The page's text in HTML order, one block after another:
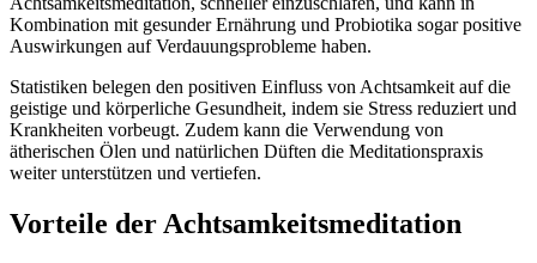
Kombination mit gesunder Ernährung und Probiotika sogar positive
Auswirkungen auf Verdauungsprobleme haben.
Statistiken belegen den positiven Einfluss von Achtsamkeit auf die
geistige und körperliche Gesundheit, indem sie Stress reduziert und
Krankheiten vorbeugt. Zudem kann die Verwendung von
ätherischen Ölen und natürlichen Düften die Meditationspraxis
weiter unterstützen und vertiefen.
Vorteile der Achtsamkeitsmeditation